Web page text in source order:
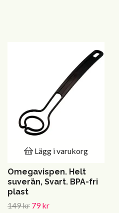
Lägg i varukorg
Omegavispen. Helt
suverän, Svart. BPA-fri
plast
149 kr 79 kr